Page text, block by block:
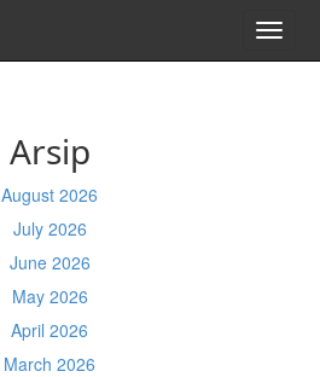
Arsip
August 2026
July 2026
June 2026
May 2026
April 2026
March 2026